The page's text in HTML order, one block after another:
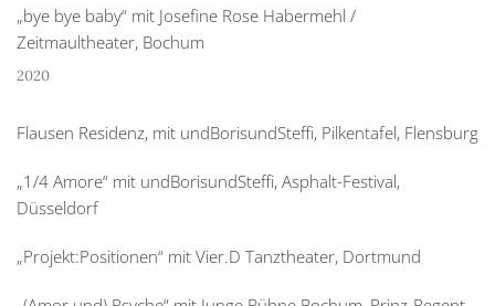
„bye bye baby“ mit Josefine Rose Habermehl /
Zeitmaultheater, Bochum
2020
Flausen Residenz, mit undBorisundSteffi, Pilkentafel, Flensburg
„1/4 Amore“ mit undBorisundSteffi, Asphalt-Festival,
Düsseldorf
„Projekt:Positionen“ mit Vier.D Tanztheater, Dortmund